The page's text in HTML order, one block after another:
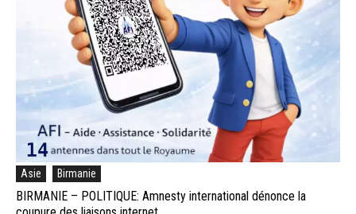
Asie Birmanie
BIRMANIE – POLITIQUE: Amnesty international dénonce la